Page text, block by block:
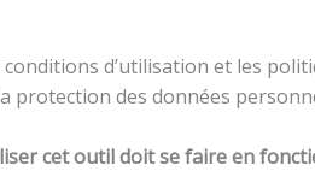
d’utilisation et les
protection des données
cet outil doit se faire en